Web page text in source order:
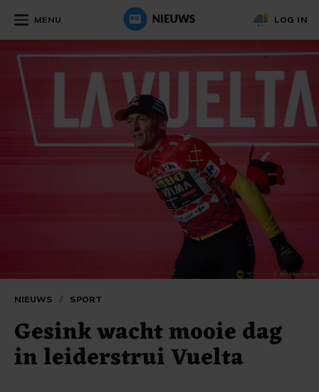
MENU LOG IN
NIEUWS / SPORT
Gesink wacht mooie dag
in leiderstrui Vuelta